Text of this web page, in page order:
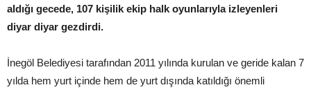
aldığı gecede, 107 kişilik ekip halk oyunlarıyla izleyenleri
diyar diyar gezdirdi.
İnegöl Belediyesi tarafından 2011 yılında kurulan ve geride kalan 7
yılda hem yurt içinde hem de yurt dışında katıldığı önemli